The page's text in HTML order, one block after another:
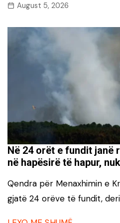
August 5, 2026
Në 24 orët e fundit janë
në hapësirë të hapur,
Qendra për Menaxhimin e
gjatë 24 orëve të fundit,